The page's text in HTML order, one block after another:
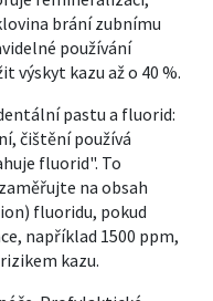
brání zubnímu
používání
výskyt kazu až o 40 %.
pastu a fluorid:
čištění používá
fluorid". To
na obsah
fluoridu, pokud
například 1500 ppm,
kazu.